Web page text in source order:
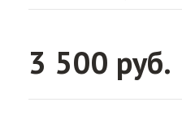
3 500 руб.